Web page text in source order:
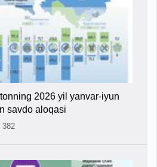
2026 yil yanvar-iyun
savdo aloqasi
382